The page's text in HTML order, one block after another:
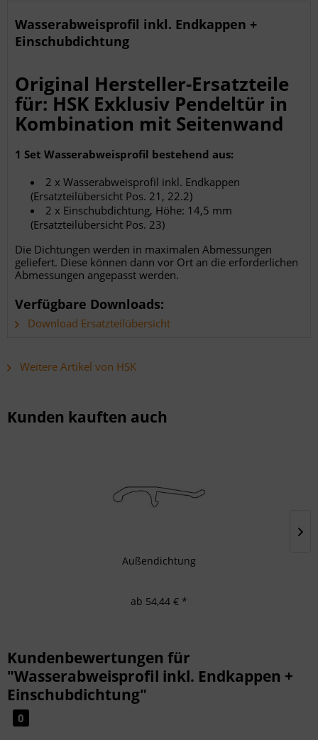
Wasserabweisprofil inkl. Endkappen +
Einschubdichtung
Original Hersteller-Ersatzteile
für: HSK Exklusiv Pendeltür in
Kombination mit Seitenwand
1 Set Wasserabweisprofil bestehend aus:
2 x Wasserabweisprofil inkl. Endkappen
(Ersatzteilübersicht Pos. 21, 22.2)
2 x Einschubdichtung, Höhe: 14,5 mm
(Ersatzteilübersicht Pos. 23)
Die Dichtungen werden in maximalen Abmessungen
geliefert. Diese können dann vor Ort an die erforderlichen
Abmessungen angepasst werden.
Verfügbare Downloads:
Download Ersatzteilübersicht
Weitere Artikel von HSK
Kunden kauften auch
Außendichtung
ab 54,44 € *
Kundenbewertungen für
"Wasserabweisprofil inkl. Endkappen +
Einschubdichtung"
0